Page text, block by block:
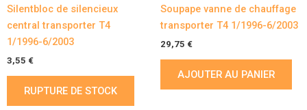
Silentbloc de silencieux
central transporter T4
1/1996-6/2003
3,55 €
RUPTURE DE STOCK
Soupape vanne de chauffage
transporter T4 1/1996-6/2003
29,75 €
AJOUTER AU PANIER